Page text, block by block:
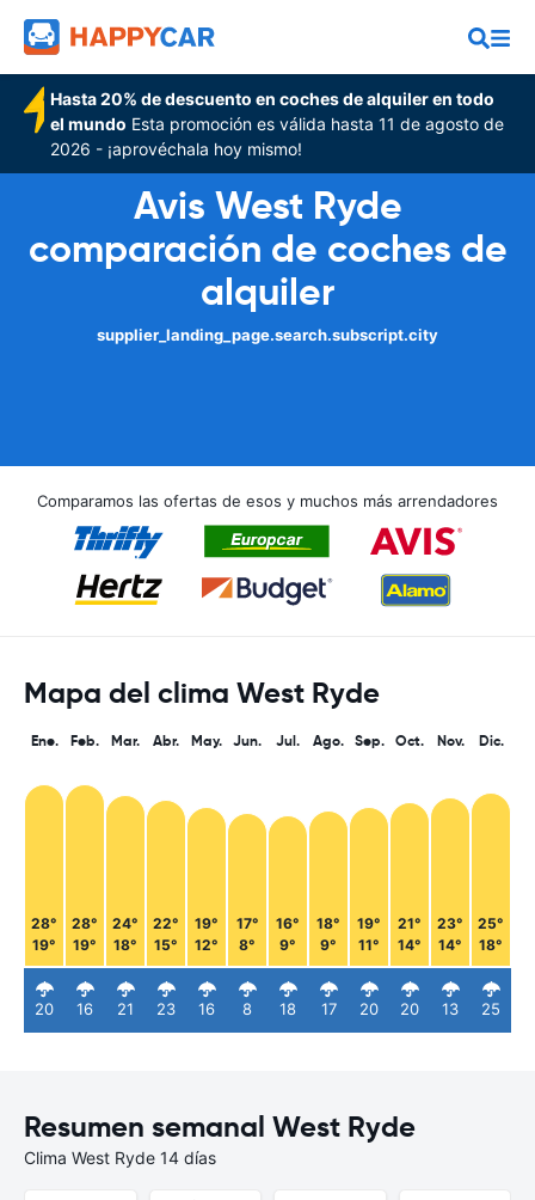
Hasta 20% de descuento en coches de alquiler en todo
el mundo Esta promoción es válida hasta 11 de agosto de
2026 - ¡aprovéchala hoy mismo!
Avis West Ryde
comparación de coches de
alquiler
supplier_landing_page.search.subscript.city
Comparamos las ofertas de esos y muchos más arrendadores
Mapa del clima West Ryde
Ene.
28°
19°
20
Feb.
28°
19°
16
Mar.
24°
18°
21
Abr.
22°
15°
23
May.
19°
12°
16
Jun.
17°
8°
8
Jul.
16°
9°
18
Ago.
18°
9°
17
Sep.
19°
11°
20
Oct.
21°
14°
20
Nov.
23°
14°
13
Dic.
25°
18°
25
Resumen semanal West Ryde
Clima West Ryde 14 días